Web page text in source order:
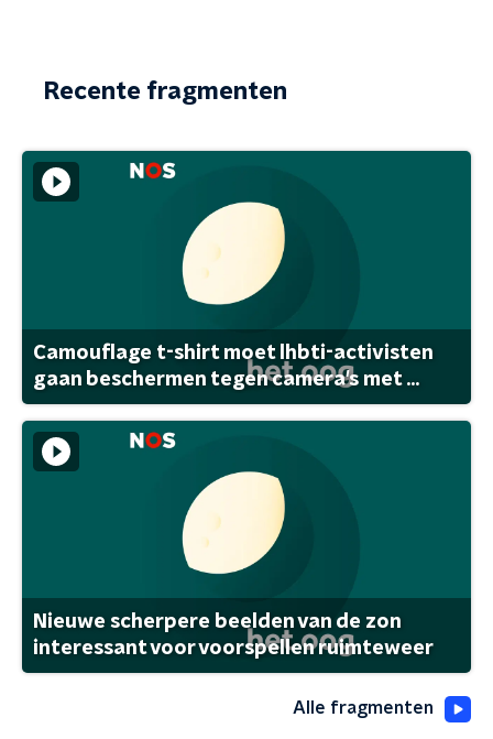
Recente fragmenten
Camouflage t-shirt moet lhbti-activisten
gaan beschermen tegen camera's met ...
Nieuwe scherpere beelden van de zon
interessant voor voorspellen ruimteweer
Alle fragmenten